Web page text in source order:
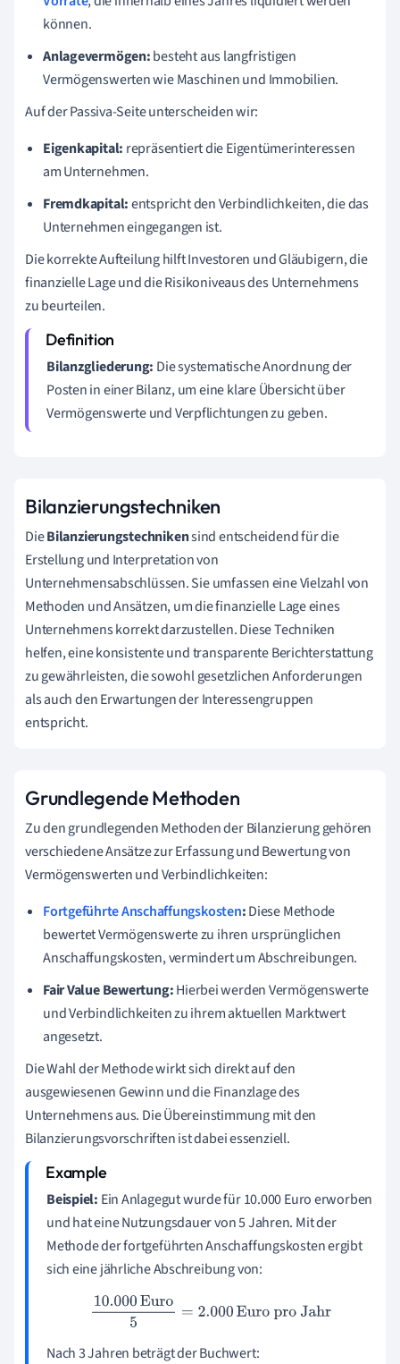
können.
Anlagevermögen:besteht aus langfristigen
Vermögenswerten wie Maschinen und Immobilien.
Auf der Passiva-Seite unterscheiden wir:
Eigenkapital: repräsentiert die Eigentümerinteressen
am Unternehmen.
Fremdkapital:entspricht den Verbindlichkeiten, die das
Unternehmen eingegangen ist.
Die korrekte Aufteilung hilft Investoren und Gläubigern, die
finanzielle Lage und die Risikoniveaus des Unternehmens
zu beurteilen.
Bilanzgliederung: Die systematische Anordnung der
Posten in einer Bilanz, um eine klare Übersicht über
Vermögenswerte und Verpflichtungen zu geben.
Bilanzierungstechniken
DieBilanzierungstechnikensind entscheidend für die
Erstellung und Interpretation von
Unternehmensabschlüssen. Sie umfassen eine Vielzahl von
Methoden und Ansätzen, um die finanzielle Lage eines
Unternehmens korrekt darzustellen. Diese Techniken
helfen, eine konsistente und transparente Berichterstattung
zu gewährleisten, die sowohl gesetzlichen Anforderungen
als auch den Erwartungen der Interessengruppen
entspricht.
Grundlegende Methoden
Zu den grundlegenden Methoden der Bilanzierung gehören
verschiedene Ansätze zur Erfassung und Bewertung von
Vermögenswerten und Verbindlichkeiten:
Fortgeführte Anschaffungskosten:Diese Methode
bewertet Vermögenswerte zu ihren ursprünglichen
Anschaffungskosten, vermindert um Abschreibungen.
Fair Value Bewertung:Hierbei werden Vermögenswerte
und Verbindlichkeiten zu ihrem aktuellen Marktwert
angesetzt.
Die Wahl der Methode wirkt sich direkt auf den
ausgewiesenen Gewinn und die Finanzlage des
Unternehmens aus. Die Übereinstimmung mit den
Bilanzierungsvorschriften ist dabei essenziell.
Beispiel: Ein Anlagegut wurde für 10.000 Euro erworben
und hat eine Nutzungsdauer von 5 Jahren. Mit der
Methode der fortgeführten Anschaffungskosten ergibt
sich eine jährliche Abschreibung von:
10.000Euro 5= 2.000Euro pro Jahr
Nach 3 Jahren beträgt der Buchwert: